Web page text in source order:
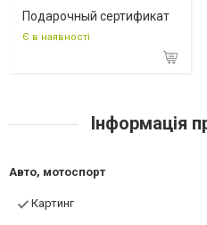
Подарочный сертификат
Є в наявності
Інформація
Авто, мотоспорт
Картинг